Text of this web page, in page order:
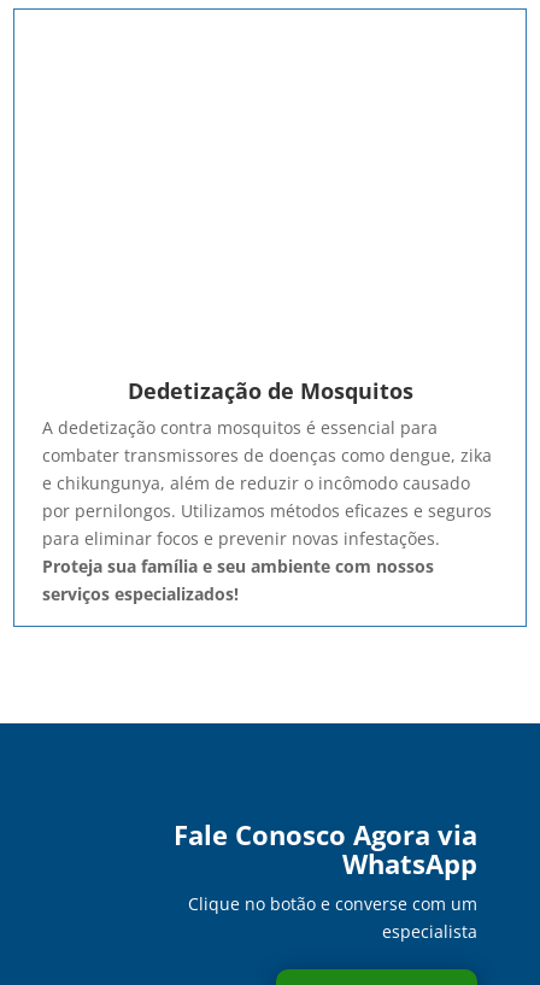
Dedetização de Mosquitos
A dedetização contra mosquitos é essencial para
combater transmissores de doenças como dengue, zika
e chikungunya, além de reduzir o incômodo causado
por pernilongos. Utilizamos métodos eficazes e seguros
para eliminar focos e prevenir novas infestações.
Proteja sua família e seu ambiente com nossos
serviços especializados!
Fale Conosco Agora via
WhatsApp
Clique no botão e converse com um
especialista